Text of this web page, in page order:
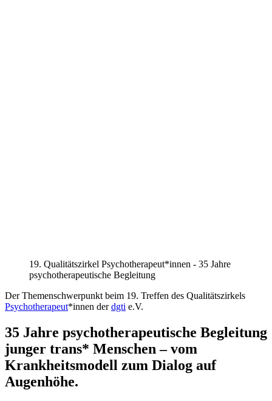
19. Qualitätszirkel Psychotherapeut*innen - 35 Jahre
psychotherapeutische Begleitung
Der Themenschwerpunkt beim 19. Treffen des Qualitätszirkels
Psychotherapeut*innen derdgti e.V.
35 Jahre psychotherapeutische Begleitung
junger trans* Menschen – vom
Krankheitsmodell zum Dialog auf
Augenhöhe.